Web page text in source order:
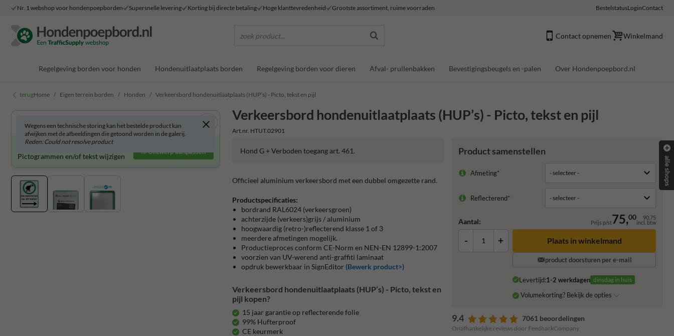
Nr. 1 webshop voor hondenpoepborden Supersnelle levering Korting bij directe betaling Hoge klanttevredenheid Grootste assortiment, ruime voorraden BestelstatusLoginContact
zoek product... Contact opnemen Winkelmand
Regelgeving borden voor honden Hondenuitlaatplaats borden Regelgeving borden voor dieren Afval- prullenbakken Bevestigingsbeugels en -palen Over Hondenpoepbord.nl
terugHome Eigen terrein borden Honden Verkeersbord hondenuitlaatplaats (HUP’s) - Picto, tekst en pijl
Verkeersbord hondenuitlaatplaats (HUP’s) - Picto, tekst en pijl
Art.nr. HTUT.02901
Wegens een technische storing kan het bestelde product kan
afwijken met de afbeeldingen die getoond worden in de galerij.
Reden: Could not resolve product
Verkeersbord zelf aanpassen?
Pictogrammen en/of tekst wijzigen
Ontwerp aanpassen Product samenstellen
Afmeting*
Reflecterend*
Aantal: Prijs p/st75,00 90,75
incl. btw
- + Plaats in winkelmand
product doorsturen per e-mail
Levertijd:1-2 werkdagen dinsdag in huis
Volumekorting? Bekijk de opties
9.4 7061 beoordelingen
Onafhankelijke reviews door FeedbackCompany
Hond G + Verboden toegang art. 461.
Officieel aluminium verkeersbord met een dubbel omgezette rand.
Productspecificaties:
bordrand RAL6024 (verkeersgroen)
achterzijde (verkeers)grijs / aluminium
hoogwaardig (retro-)reflecterend klasse 1 of 3
meerdere afmetingen mogelijk.
Productieproces conform CE-Norm en NEN-EN 12899-1:2007
voorzien van UV-werend anti-graffiti laminaat
opdruk bewerkbaar in SignEditor(Bewerk product>)
Verkeersbord hondenuitlaatplaats (HUP’s) - Picto, tekst en
pijl kopen?
15 jaar garantie op reflecterende folie
99% Hufterproof
CE keurmerk
alle shops